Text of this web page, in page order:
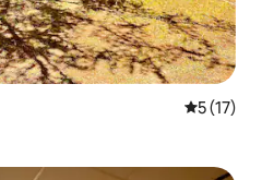
5 de uma
5 (17)